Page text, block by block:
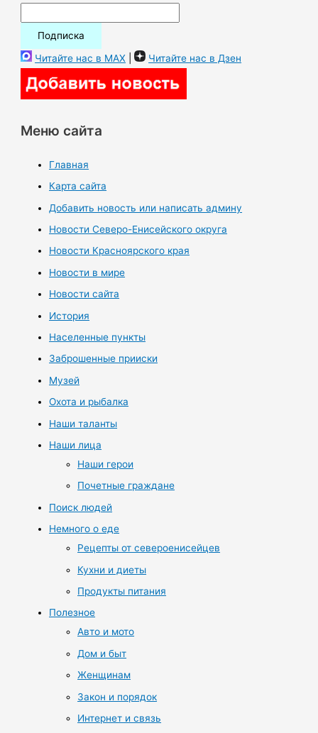
Читайте нас в MAX | Читайте нас в Дзен
Меню сайта
Главная
Карта сайта
Добавить новость или написать админу
Новости Северо-Енисейского округа
Новости Красноярского края
Новости в мире
Новости сайта
История
Населенные пункты
Заброшенные прииски
Музей
Охота и рыбалка
Наши таланты
Наши лица
Наши герои
Почетные граждане
Поиск людей
Немного о еде
Рецепты от североенисейцев
Кухни и диеты
Продукты питания
Полезное
Авто и мото
Дом и быт
Женщинам
Закон и порядок
Интернет и связь